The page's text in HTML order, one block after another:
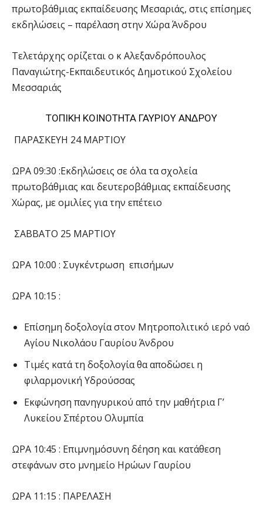
πρωτοβάθμιας εκπαίδευσης Μεσαριάς, στις επίσημες
εκδηλώσεις – παρέλαση στην Χώρα Άνδρου
Τελετάρχης ορίζεται ο κ Αλεξανδρόπουλος
Παναγιώτης-Εκπαιδευτικός Δημοτικού Σχολείου
Μεσσαριάς
ΤΟΠΙΚΗ ΚΟΙΝΟΤΗΤΑ ΓΑΥΡΙΟΥ ΑΝΔΡΟΥ
ΠΑΡΑΣΚΕΥΗ 24 ΜΑΡΤΙΟΥ
ΩΡΑ 09:30 :Εκδηλώσεις σε όλα τα σχολεία
πρωτοβάθμιας και δευτεροβάθμιας εκπαίδευσης
Χώρας, με ομιλίες για την επέτειο
ΣΑΒΒΑΤΟ 25 ΜΑΡΤΙΟΥ
ΩΡΑ 10:00 : Συγκέντρωση επισήμων
ΩΡΑ 10:15 :
Επίσημη δοξολογία στον Μητροπολιτικό ιερό ναό
Αγίου Νικολάου Γαυρίου Άνδρου
Τιμές κατά τη δοξολογία θα αποδώσει η
φιλαρμονική Υδρούσσας
Εκφώνηση πανηγυρικού από την μαθήτρια Γ’
Λυκείου Σπέρτου Ολυμπία
ΩΡΑ 10:45 : Επιμνημόσυνη δέηση και κατάθεση
στεφάνων στο μνημείο Ηρώων Γαυρίου
ΩΡΑ 11:15 : ΠΑΡΕΛΑΣΗ